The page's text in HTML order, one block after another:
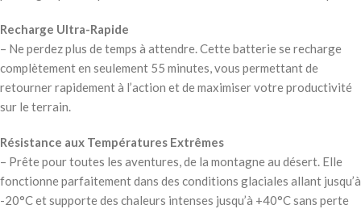
Recharge Ultra-Rapide
– Ne perdez plus de temps à attendre. Cette batterie se recharge
complètement en seulement 55 minutes, vous permettant de
retourner rapidement à l’action et de maximiser votre productivité
sur le terrain.
Résistance aux Températures Extrêmes
– Prête pour toutes les aventures, de la montagne au désert. Elle
fonctionne parfaitement dans des conditions glaciales allant jusqu’à
-20°C et supporte des chaleurs intenses jusqu’à +40°C sans perte